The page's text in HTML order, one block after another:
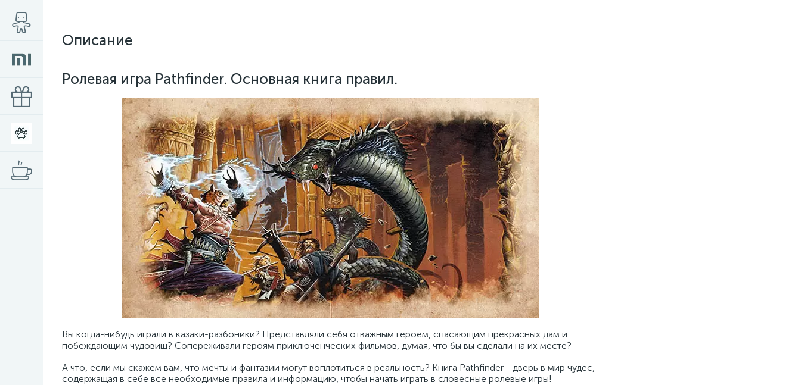
Описание
Ролевая игра Pathfinder. Основная книга правил.
Вы когда-нибудь играли в казаки-разбоники? Представляли себя отважным героем, спасающим прекрасных дам и
побеждающим чудовищ? Сопереживали героям приключенческих фильмов, думая, что бы вы сделали на их месте?
А что, если мы скажем вам, что мечты и фантазии могут воплотиться в реальность? Книга Pathfinder - дверь в мир чудес,
содержащая в себе все необходимые правила и информацию, чтобы начать играть в словесные ролевые игры!